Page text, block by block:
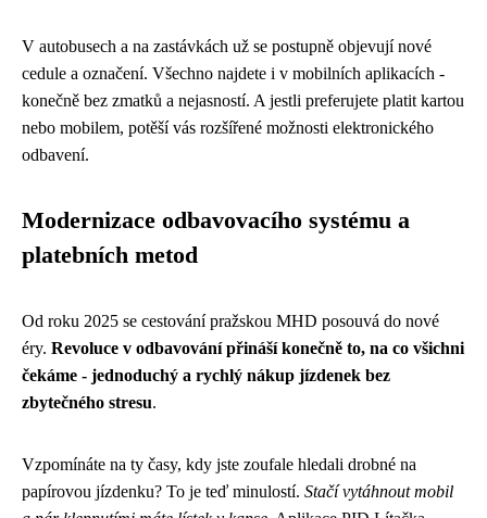
V autobusech a na zastávkách už se postupně objevují nové
cedule a označení. Všechno najdete i v mobilních aplikacích -
konečně bez zmatků a nejasností. A jestli preferujete platit kartou
nebo mobilem, potěší vás rozšířené možnosti elektronického
odbavení.
Modernizace odbavovacího systému a
platebních metod
Od roku 2025 se cestování pražskou MHD posouvá do nové
éry. Revoluce v odbavování přináší konečně to, na co všichni
čekáme - jednoduchý a rychlý nákup jízdenek bez
zbytečného stresu.
Vzpomínáte na ty časy, kdy jste zoufale hledali drobné na
papírovou jízdenku? To je teď minulostí. Stačí vytáhnout mobil